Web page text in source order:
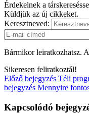
Érdekelnek a
Küldjük az új cikkeket.
Keresztneved:
Bármikor leiratkozhatsz.
Sikeresen feliratkoztál!
Előző bejegyzés Téli
bejegyzés Mennyire
Kapcsolódó